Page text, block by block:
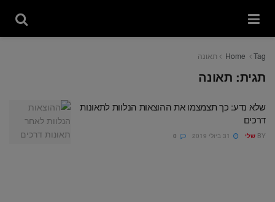
Home Tag תאונה
תגית: תאונה
שלא נדע: כך תצמצמו את ההוצאות הנלוות לתאונות
דרכים
BY שלי